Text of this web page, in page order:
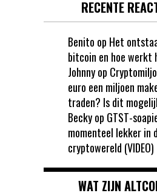
RECENTE
Benito op Het
bitcoin en hoe werkt
Johnnyop
euro een miljoen
traden? Is dit
Beckyop GTST-
momenteel lekker in
cryptowereld (VIDEO)
WAT ZIJN